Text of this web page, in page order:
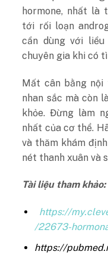
hormone, nhất là
tới rối loạn
cần dùng với
chuyên gia khi có
Mất cân bằng nội
nhan sắc mà còn
khỏe. Đừng làm
nhất của cơ thể.
và thăm khám
nét thanh xuân và
Tài liệu tham khảo:
https://
/22673-
https://